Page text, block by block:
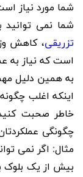
شما مورد نیاز
شما نمی توانید
تزریقی، کاهش
است که نیاز به
به همین دلیل
اینکه اغلب
خاطر صحبت
چگونگی
مثال: اگر نمی
بیش از یک بلوک